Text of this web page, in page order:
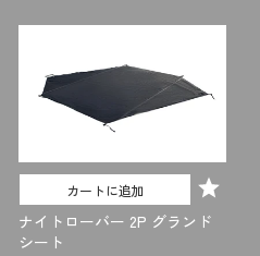
カートに追加
ナイトローバー 2P グランド
シート